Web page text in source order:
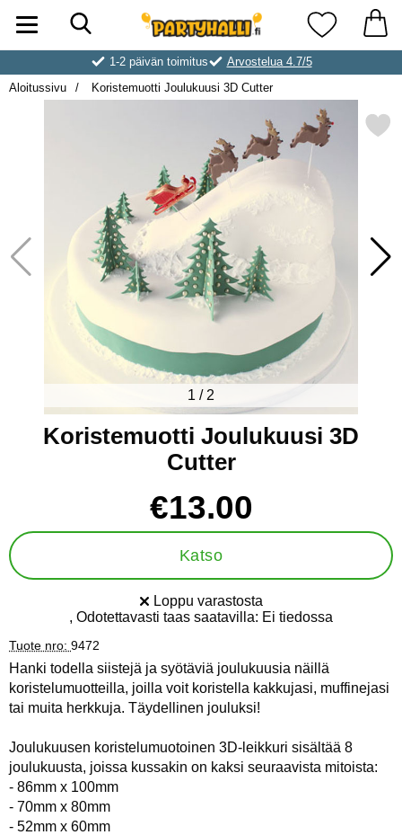
Ostoskori laajennettu Partyhallen AB
Suosikkini
1-2 päivän toimitus
Arvostelua 4.7/5
Aloitussivu
Koristemuotti Joulukuusi 3D Cutter
Merkitse koristemuotti
1 / 2
Koristemuotti Joulukuusi 3D
Cutter
hinta
€13.00
Katso
Saatavuus:
Loppu varastosta
, Odotettavasti taas saatavilla: Ei tiedossa
Tuote nro: 9472
Hanki todella siistejä ja syötäviä joulukuusia näillä
koristelumuotteilla, joilla voit koristella kakkujasi, muffinejasi
tai muita herkkuja. Täydellinen jouluksi!
Joulukuusen koristelumuotoinen 3D-leikkuri sisältää 8
joulukuusta, joissa kussakin on kaksi seuraavista mitoista:
- 86mm x 100mm
- 70mm x 80mm
- 52mm x 60mm